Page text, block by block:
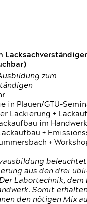
zum
in Plauen/GTÜ-
Lackierung +
im
+
+
beleuchtet
aus den drei
Labortechnik,
Somit
den nötigen Mix